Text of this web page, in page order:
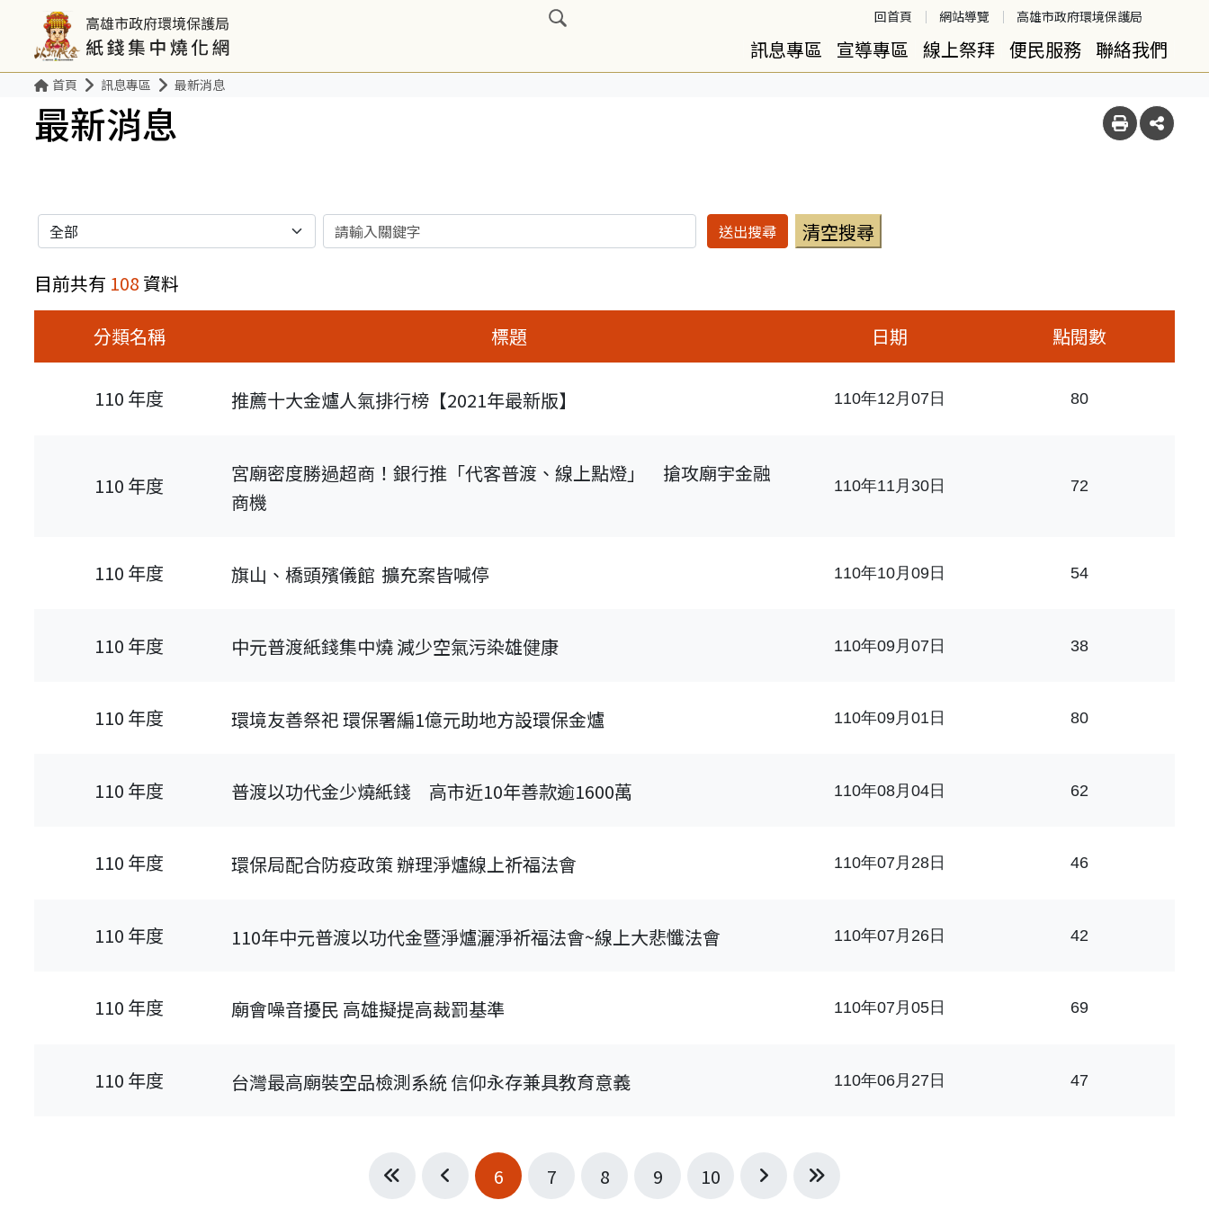
回首頁 網站導覽 高雄市政府環境保護局
展開搜尋
訊息專區 宣導專區 線上祭拜 便民服務 聯絡我們
首頁 訊息專區 最新消息
最新消息
分類 關鍵字
目前共有 108 資料
最新消息-列表
分類名稱 標題 日期 點閱數
110 年度 推薦十大金爐人氣排行榜【2021年最新版】 110年12月07日 80
110 年度
宮廟密度勝過超商！銀行推「代客普渡、線上點燈」 搶攻廟宇金融
商機
110年11月30日 72
110 年度 旗山、橋頭殯儀館 擴充案皆喊停 110年10月09日 54
110 年度 中元普渡紙錢集中燒 減少空氣污染雄健康 110年09月07日 38
110 年度 環境友善祭祀 環保署編1億元助地方設環保金爐 110年09月01日 80
110 年度 普渡以功代金少燒紙錢 高市近10年善款逾1600萬 110年08月04日 62
110 年度 環保局配合防疫政策 辦理淨爐線上祈福法會 110年07月28日 46
110 年度 110年中元普渡以功代金暨淨爐灑淨祈福法會~線上大悲懺法會 110年07月26日 42
110 年度 廟會噪音擾民 高雄擬提高裁罰基準 110年07月05日 69
110 年度 台灣最高廟裝空品檢測系統 信仰永存兼具教育意義 110年06月27日 47
第一頁上一頁6 7 8 9 10 下一頁最後一頁